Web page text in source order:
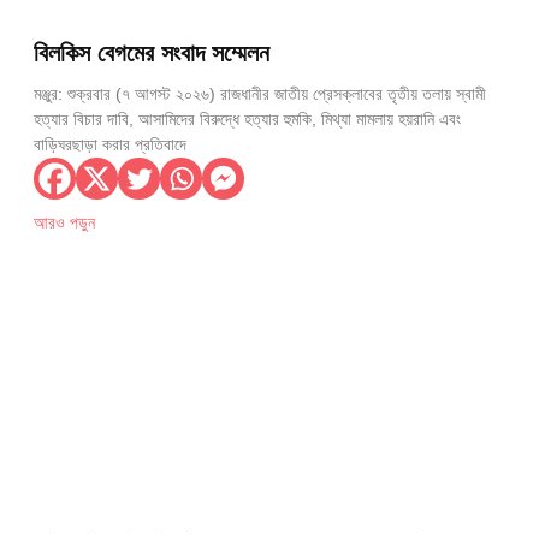
বিলকিস বেগমের সংবাদ সম্মেলন
মঞ্জুর: শুক্রবার (৭ আগস্ট ২০২৬) রাজধানীর জাতীয় প্রেসক্লাবের তৃতীয় তলায় স্বামী
হত্যার বিচার দাবি, আসামিদের বিরুদ্ধে হত্যার হুমকি, মিথ্যা মামলায় হয়রানি এবং
বাড়িঘরছাড়া করার প্রতিবাদে
আরও পড়ুন